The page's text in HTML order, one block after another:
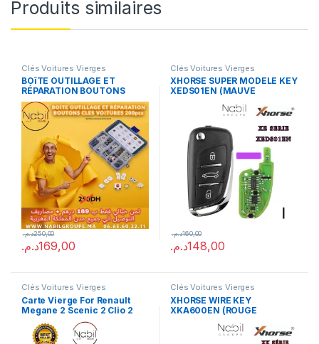
Produits similaires
Clés Voitures Vierges
BOîTE OUTILLAGE ET
RÉPARATION BOUTONS
CLES VOITURES 200pcs
169,00د.م.
250,00د.م.
Clés Voitures Vierges
XHORSE SUPER MODELE KEY
XEDS01EN (MAUVE
148,00د.م.
160,00د.م.
Clés Voitures Vierges
Carte Vierge For Renault
Megane 2 Scenic 2 Clio 2
(Reprogrammable)
Clés Voitures Vierges
XHORSE WIRE KEY
XKA600EN (ROUGE